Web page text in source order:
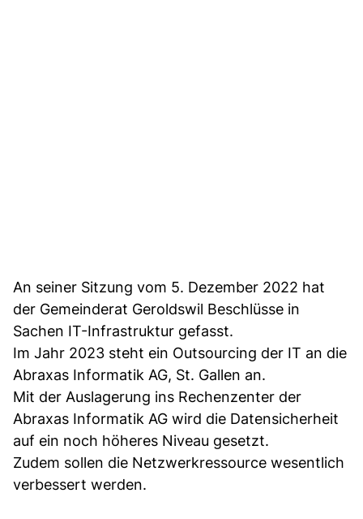
An seiner Sitzung vom 5. Dezember 2022 hat
der Gemeinderat Geroldswil Beschlüsse in
Sachen IT-Infrastruktur gefasst.
Im Jahr 2023 steht ein Outsourcing der IT an die
Abraxas Informatik AG, St. Gallen an.
Mit der Auslagerung ins Rechenzenter der
Abraxas Informatik AG wird die Datensicherheit
auf ein noch höheres Niveau gesetzt.
Zudem sollen die Netzwerkressource wesentlich
verbessert werden.